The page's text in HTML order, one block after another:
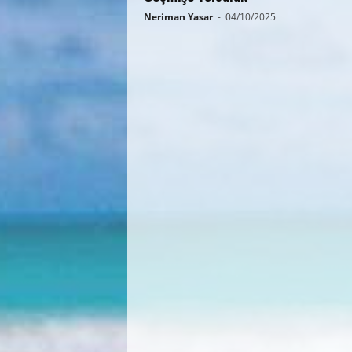
Neriman Yasar - 04/10/2025